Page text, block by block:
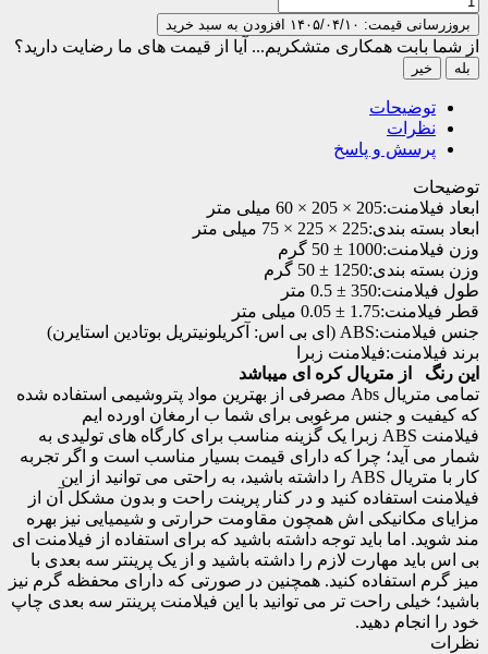
ABS
زبرا
ابی
پاستیلی
بروزرسانی قیمت: ۱۴۰۵/۰۴/۱۰
از شما بابت همکاری متشکریم... آیا از قیمت های ما رضایت دارید؟
بله خیر
توضیحات
نظرات
پرسش و پاسخ
توضیحات
ابعاد فیلامنت:205 × 205 × 60 میلی متر
ابعاد بسته بندی:225 × 225 × 75 میلی متر
وزن فیلامنت:1000 ± 50 گرم
وزن بسته بندی:1250 ± 50 گرم
طول فیلامنت:350 ± 0.5 متر
قطر فیلامنت:1.75 ± 0.05 میلی متر
جنس فیلامنت:ABS (ای بی اس: آکریلونیتریل بوتادین استایرن)
برند فیلامنت:فیلامنت زبرا
این رنگ از متریال کره ای میباشد
تمامی متریال Abs مصرفی از بهترین مواد پتروشیمی استفاده شده
که کیفیت و جنس مرغوبی برای شما ب ارمغان اورده ایم
فیلامنت ABS زبرا یک گزینه مناسب برای کارگاه های تولیدی به
شمار می آید؛ چرا که دارای قیمت بسیار مناسب است و اگر تجربه
کار با متریال ABS را داشته باشید، به راحتی می توانید از این
فیلامنت استفاده کنید و در کنار پرینت راحت و بدون مشکل آن از
مزایای مکانیکی اش همچون مقاومت حرارتی و شیمیایی نیز بهره
مند شوید. اما باید توجه داشته باشید که برای استفاده از فیلامنت ای
بی اس باید مهارت لازم را داشته باشید و از یک پرینتر سه بعدی با
میز گرم استفاده کنید. همچنین در صورتی که دارای محفظه گرم نیز
باشید؛ خیلی راحت تر می توانید با این فیلامنت پرینتر سه بعدی چاپ
خود را انجام دهید.
نظرات